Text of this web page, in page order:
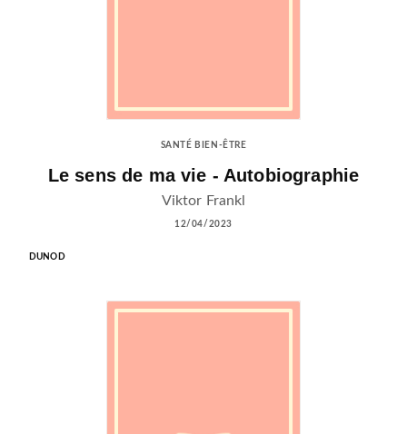
SANTÉ BIEN-ÊTRE
Le sens de ma vie - Autobiographie
Viktor Frankl
12/04/2023
DUNOD